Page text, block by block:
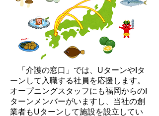
「介護の窓口」では、UターンやIタ
ーンして入職する社員を応援します。
オープニングスタッフにも福岡からのI
ターンメンバーがいますし、当社の創
業者もUターンして施設を設立してい